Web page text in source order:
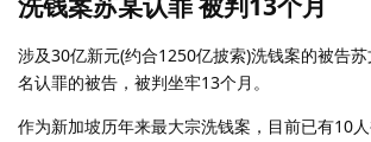
涉及30亿新元(约合1250亿披索)洗钱案的被告
名认罪的被告，被判坐牢13个月。
作为新加坡历年来最大宗洗钱案，目前已有10